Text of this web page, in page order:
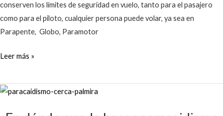
conserven los límites de seguridad en vuelo, tanto para el pasajero
como para el piloto, cualquier persona puede volar, ya sea en
Parapente, Globo, Paramotor
Leer más »
¿En